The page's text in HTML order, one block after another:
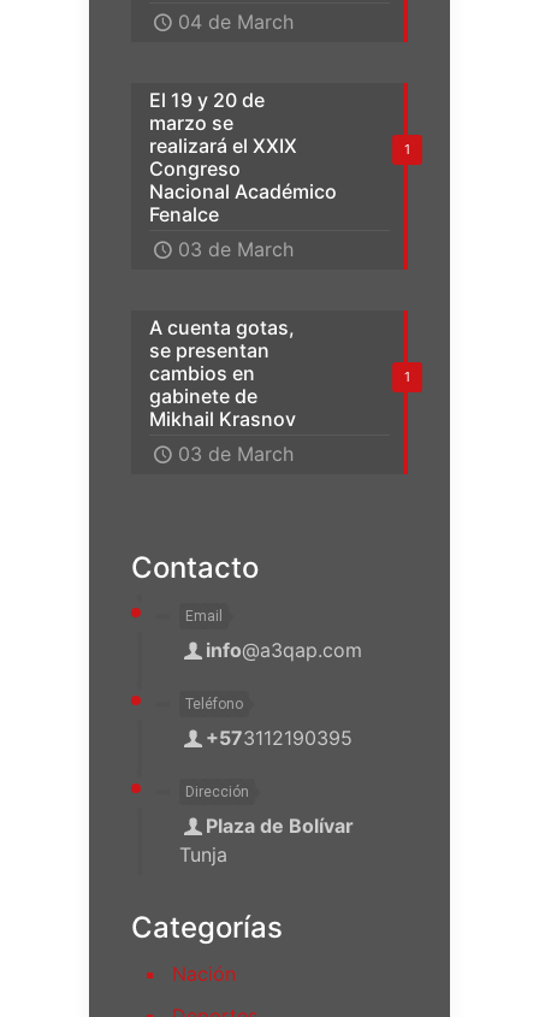
04 de March
1
El 19 y 20 de
marzo se
realizará el XXIX
Congreso
Nacional Académico
Fenalce
03 de March
1
A cuenta gotas,
se presentan
cambios en
gabinete de
Mikhail Krasnov
03 de March
Contacto
Email
info@a3qap.com
Teléfono
+573112190395
Dirección
Plaza de Bolívar
Tunja
Categorías
Nación